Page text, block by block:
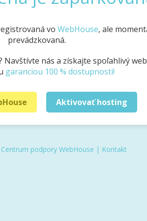
vo WebHouse, ale
prevádzkovaná.
Navštívte nás a získajte spoľahlivý
garanciou 100 % dostupnosti!
Aktivovať hosting
Centrum podpory WebHouse | Kontakt